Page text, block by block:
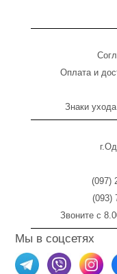
Оплатаи
Знаки
(097)
(093)
Звоните с
Мы в соцсетях